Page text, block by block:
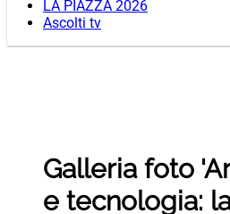
LA PIAZZA 2026
Ascolti tv
Galleria foto
e tecnologia: